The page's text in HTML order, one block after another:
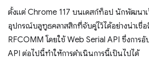
ตั้งแต่ Chrome 117 บนเดสก์ท็อป นักพัฒนาเ
อุปกรณ์บลูทูธคลาสสิกที่จับคู่ไว้ได้อย่างน่าเชื่อ
RFCOMM โดยใช้ Web Serial API ซึ่งการอั
API ต่อไปนี้ทำให้การดำเนินการนี้เป็นไปได้